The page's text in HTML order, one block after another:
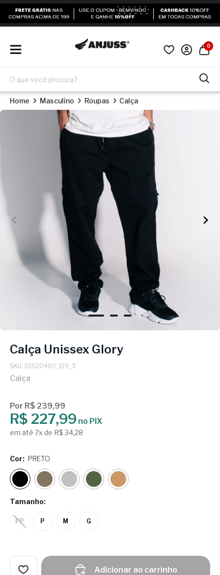
0
Home Masculino Roupas Calça
Calça Unissex Glory
SKU: 01020460_129_3
Calça
Por R$ 239,99
R$ 227,99 no PIX
em até 7x de R$ 34,28
Tamanho:
PP P M G
Cor: PRETO
Adicionar ao carrinho